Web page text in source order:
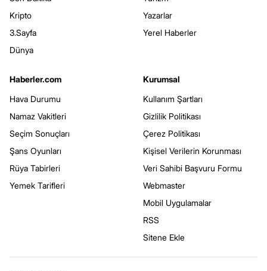
Kripto
3.Sayfa
Dünya
Yazarlar
Yerel Haberler
Haberler.com
Hava Durumu
Namaz Vakitleri
Seçim Sonuçları
Şans Oyunları
Rüya Tabirleri
Yemek Tarifleri
Kurumsal
Kullanım Şartları
Gizlilik Politikası
Çerez Politikası
Kişisel Verilerin Korunması
Veri Sahibi Başvuru Formu
Webmaster
Mobil Uygulamalar
RSS
Sitene Ekle